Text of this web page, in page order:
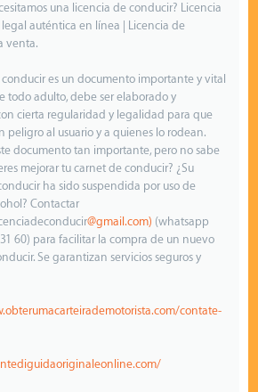
una licencia de conducir? Licencia
auténtica en línea | Licencia de
venta.
conducir es un documento importante y vital
todo adulto, debe ser elaborado y
cierta regularidad y legalidad para que
peligro al usuario y a quienes lo rodean.
documento tan importante, pero no sabe
mejorar tu carnet de conducir? ¿Su
ha sido suspendida por uso de
Contactar
@gmail.com) (whatsapp
60) para facilitar la compra de un nuevo
Se garantizan servicios seguros y
contate-